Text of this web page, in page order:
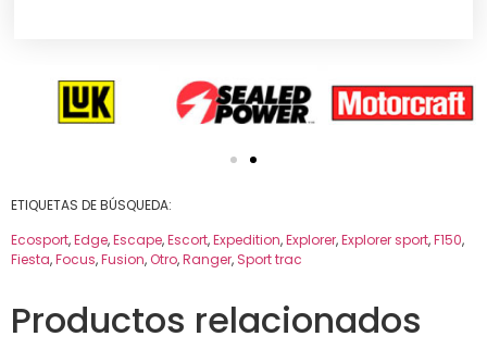
ETIQUETAS DE BÚSQUEDA:
Ecosport,Edge,Escape,Escort,Expedition,Explorer,Explorer sport,F150,
Fiesta,Focus,Fusion,Otro,Ranger, Sport trac
Productos relacionados